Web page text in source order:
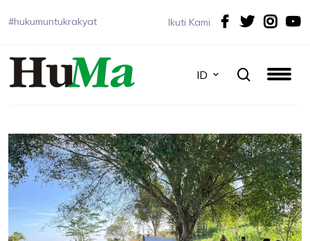
#hukumuntukrakyat Ikuti Kami
ID